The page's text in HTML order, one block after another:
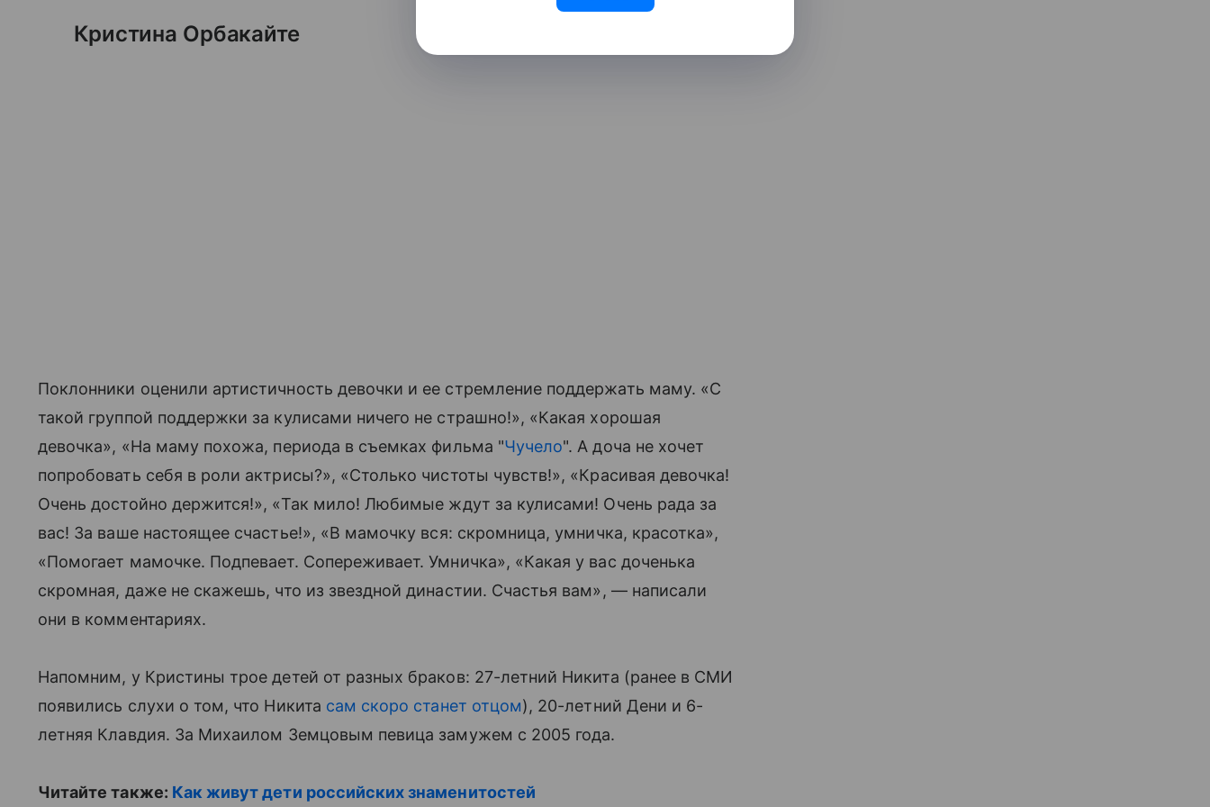
Кристина Орбакайте
Поклонники оценили артистичность девочки и ее стремление поддержать маму. «С
такой группой поддержки за кулисами ничего не страшно!», «Какая хорошая
девочка», «На маму похожа, периода в съемках фильма "Чучело". А доча не хочет
попробовать себя в роли актрисы?», «Столько чистоты чувств!», «Красивая девочка!
Очень достойно держится!», «Так мило! Любимые ждут за кулисами! Очень рада за
вас! За ваше настоящее счастье!», «В мамочку вся: скромница, умничка, красотка»,
«Помогает мамочке. Подпевает. Сопереживает. Умничка», «Какая у вас доченька
скромная, даже не скажешь, что из звездной династии. Счастья вам», — написали
они в комментариях.
Напомним, у Кристины трое детей от разных браков: 27-летний Никита (ранее в СМИ
появились слухи о том, что Никита сам скоро станет отцом), 20-летний Дени и 6-
летняя Клавдия. За Михаилом Земцовым певица замужем с 2005 года.
Читайте также: Как живут дети российских знаменитостей